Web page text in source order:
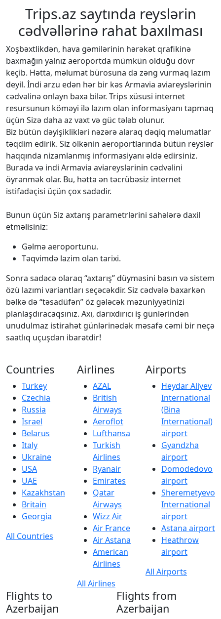
Trips.az saytında reyslərin
cədvəllərinə rahat baxılması
Xoşbəxtlikdən, hava gəmilərinin hərəkət qrafikinə
baxmağın yalnız aeroportda mümkün olduğu dövr
keçib. Hətta, məlumat bürosuna da zəng vurmaq lazım
deyil. İndi arzu edən hər bir kəs Armavia aviareyslərinin
cədvəlinə onlayn baxa bilər. Trips xüsusi internet
resursunun köməyi ilə lazım olan informasiyanı tapmaq
üçün Sizə daha az vaxt və güc tələb olunur.
Biz bütün dəyişiklikləri nəzərə alaraq dəqiq məlumatlar
təqdim edirik. Siz ölkənin aeroportlarında bütün reyslər
haqqında nizamlanmış informasiyanı əldə edirsiniz.
Burada və indi Armavia aviareyslərinin cədvəlini
öyrənmək olar. Bu, hətta ən təcrübəsiz internet
istifadəçisi üçün çox sadədir.
Bunun üçün Siz axtarış parametrlərini sahələrə daxil
etməlisiniz:
Gəlmə aeroportunu.
Təqvimdə lazim olan tarixi.
Sonra sadəcə olaraq “axtarış” düyməsini basın və sistem
özü lazımi variantları seçəcəkdir. Siz cədvələ baxarkən
bəlkə də “təsadüfən” öz gələcək məzuniyyətinizi
planlaşdıracaqsınız. Axı, darıxdırıcı iş günlərindən
unudulmaz istirahət günlərinədək məsafə cəmi bir neçə
saatlıq uçuşdan ibarətdir!
Countries
Turkey
Czechia
Russia
Israel
Belarus
Italy
Ukraine
USA
UAE
Kazakhstan
Britain
Georgia
All Countries
Airlines
AZAL
British
Airways
Aeroflot
Lufthansa
Turkish
Airlines
Ryanair
Emirates
Qatar
Airways
Wizz Air
Air France
Air Astana
American
Airlines
All Airlines
Airports
Heydar Aliyev
International
(Bina
International)
airport
Gyandzha
airport
Domodedovo
airport
Sheremetyevo
International
airport
Astana airport
Heathrow
airport
All Airports
Flights to
Azerbaijan
Flights from
Azerbaijan